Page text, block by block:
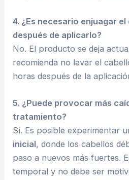
4. ¿Es necesario enjuagar
después de aplicarlo?
No. El producto se deja
recomienda no lavar el
horas después de la
5. ¿Puede provocar más
tratamiento?
Sí. Es posible experimentar
inicial, donde los cabellos
paso a nuevos más fuertes.
temporal y no debe ser